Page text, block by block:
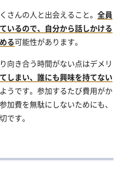
さんの人と出会えること。全員
いるので、自分から話しかける
る可能性があります。
向き合う時間がない点はデメリ
しまい、誰にも興味を持てない
ようです。参加するたび費用がか
加費を無駄にしないためにも、
です。